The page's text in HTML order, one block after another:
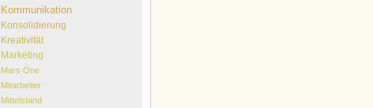
Kommunikation
Konsolidierung
Kreativität
Marketing
Mars One
Mitarbeiter
Mittelstand